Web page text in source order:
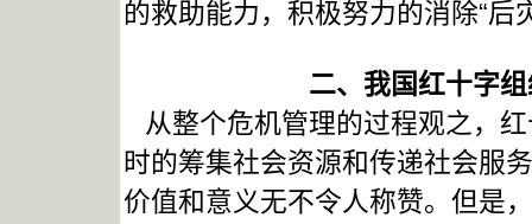
的救助能力，积极努力的消除“后
二、我国红十字
从整个危机管理的过程观之，
时的筹集社会资源和传递社会服
价值和意义无不令人称赞。但是